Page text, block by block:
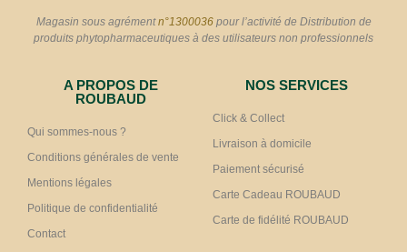
Magasin sous agrémentn°1300036pour l’activité de Distribution de
produits phytopharmaceutiques à des utilisateurs non professionnels
A PROPOS DE
ROUBAUD
Qui sommes-nous ?
Conditions générales de vente
Mentions légales
Politique de confidentialité
Contact
NOS SERVICES
Click & Collect
Livraison à domicile
Paiement sécurisé
Carte Cadeau ROUBAUD
Carte de fidélité ROUBAUD